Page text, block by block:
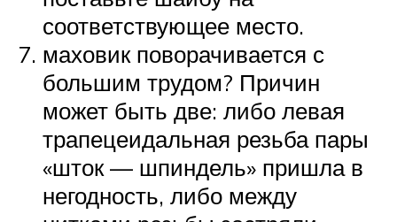
соответствующее место.
маховик поворачивается с
большим трудом? Причин
может быть две: либо левая
трапецеидальная резьба пары
«шток — шпиндель» пришла в
негодность, либо между